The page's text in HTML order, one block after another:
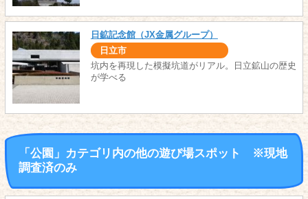
日鉱記念館（JX金属グループ）
日立市
坑内を再現した模擬坑道がリアル。日立鉱山の歴史
が学べる
「公園」カテゴリ内の他の遊び場スポット ※現地
調査済のみ